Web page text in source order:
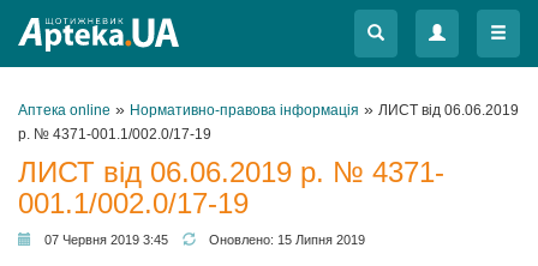
Меню
Меню
Аптека online » Нормативно-правова інформація » ЛИСТ від 06.06.2019
р. № 4371-001.1/002.0/17-19
ЛИСТ від 06.06.2019 р. № 4371-
001.1/002.0/17-19
07 Червня 2019 3:45 Оновлено: 15 Липня 2019